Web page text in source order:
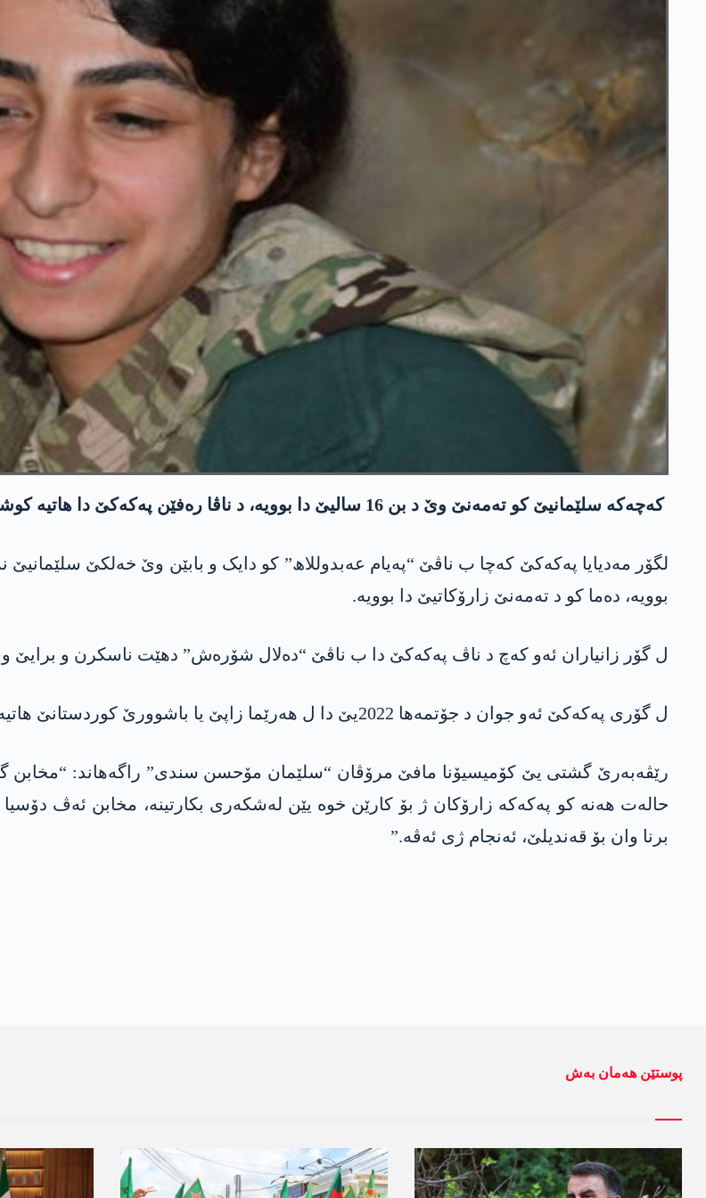
کەچەکە سلێمانیێ کو تەمەنێ وێ د بن 16 سالیێ دا بوویە، د ناڤا رەفێن پەکەکێ دا ھاتیە کوشتن.
بوویە، دەما کو د تەمەنێ زارۆکاتیێ دا بوویە.
ل گۆر زانیاران ئەو کەچ د ناڤ پەکەکێ دا ب ناڤێ “دەلال شۆرەش” دهێت ناسکرن و برایێ
ل گۆری پەکەکێ ئەو جوان د جۆتمەھا 2022یێ دا ل ھەرێما زاپێ یا باشوورێ کوردستانێ ھاتیە کوشتن.
رێڤەبەرێ گشتی یێ کۆمیسیۆنا مافێ مرۆڤان “سلێمان مۆحسن سندی” راگەھاند: “مخابن
حالەت ھەنە کو پەکەکە زارۆکان ژ بۆ کارێن خوە یێن لەشکەری بکارتینە، مخابن ئەڤ دۆسیا
برنا وان بۆ قەندیلێ، ئەنجام ژی ئەڤە.”
پوستێن ھەمان بەش